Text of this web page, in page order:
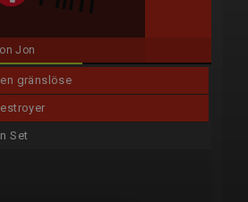
Jon
gränslöse
Set